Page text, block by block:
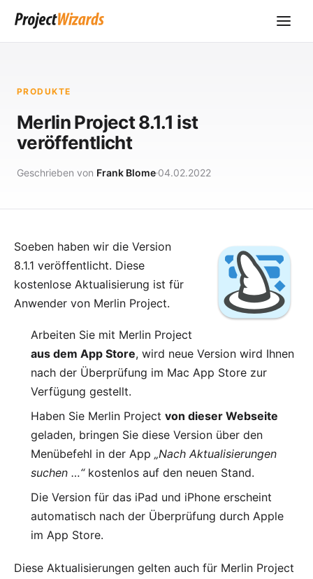
PRODUKTE
Merlin Project 8.1.1 ist
veröffentlicht
Geschrieben von Frank Blome 04.02.2022
Soeben haben wir die Version
8.1.1 veröffentlicht. Diese
kostenlose Aktualisierung ist für
Anwender von Merlin Project.
Arbeiten Sie mit Merlin Project
aus dem App Store, wird neue Version wird Ihnen
nach der Überprüfung im Mac App Store zur
Verfügung gestellt.
Haben Sie Merlin Project von dieser Webseite
geladen, bringen Sie diese Version über den
Menübefehl in der App „Nach Aktualisierungen
suchen …“kostenlos auf den neuen Stand.
Die Version für das iPad und iPhone erscheint
automatisch nach der Überprüfung durch Apple
im App Store.
Diese Aktualisierungen gelten auch für Merlin Project